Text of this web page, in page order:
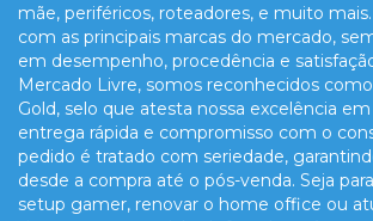
mãe, periféricos, roteadores, e muito
com as principais marcas do mercado,
em desempenho, procedência e
Mercado Livre, somos reconhecidos
Gold, selo que atesta nossa excelência
entrega rápida e compromisso com o
pedido é tratado com seriedade,
desde a compra até o pós-venda. Seja
setup gamer, renovar o home office ou